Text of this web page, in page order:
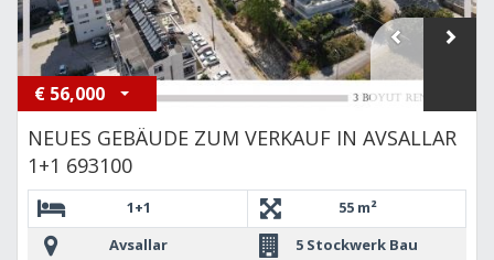
€ 56,000
NEUES GEBÄUDE ZUM VERKAUF IN AVSALLAR
1+1 693100
1+1
55 m²
Avsallar
5 Stockwerk Bau